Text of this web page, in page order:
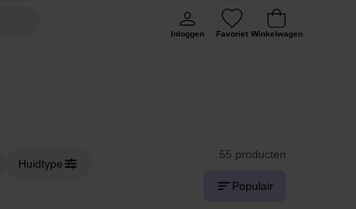
Inloggen Favoriet Winkelwagen
Huidtype
55 producten
Populair